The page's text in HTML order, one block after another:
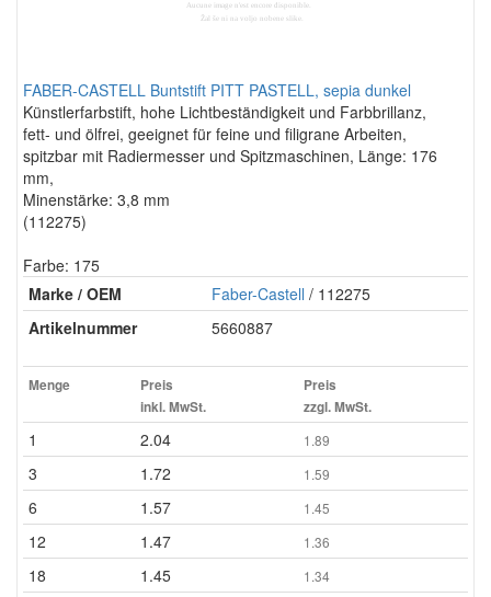
FABER-CASTELL Buntstift PITT PASTELL, sepia dunkel
Künstlerfarbstift, hohe Lichtbeständigkeit und Farbbrillanz,
fett- und ölfrei, geeignet für feine und filigrane Arbeiten,
spitzbar mit Radiermesser und Spitzmaschinen, Länge: 176
mm,
Minenstärke: 3,8 mm
(112275)
Farbe: 175
Marke / OEM
Faber-Castell / 112275
Artikelnummer
5660887
Menge
Preis
inkl. MwSt.
Preis
zzgl. MwSt.
1 2.04 1.89
3 1.72 1.59
6 1.57 1.45
12 1.47 1.36
18 1.45 1.34